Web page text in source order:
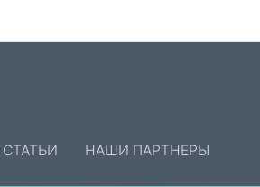
СТАТЬИ НАШИ ПАРТНЕРЫ